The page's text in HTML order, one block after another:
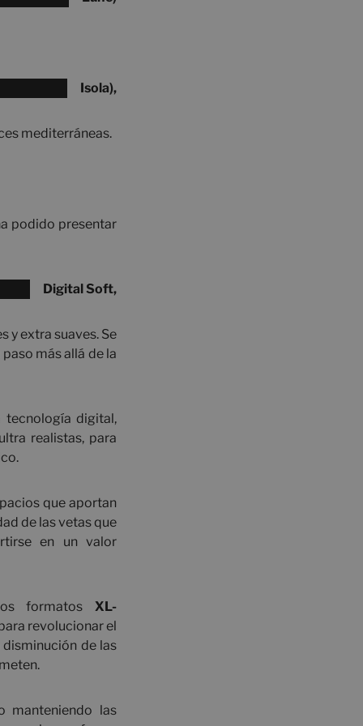
Isola),
mediterráneas.
podido presentar
Digital Soft,
y extra suaves. Se
más allá de la
tecnología digital,
realistas, para
que aportan
de las vetas que
en un valor
formatos XL-
revolucionar el
de las
manteniendo las